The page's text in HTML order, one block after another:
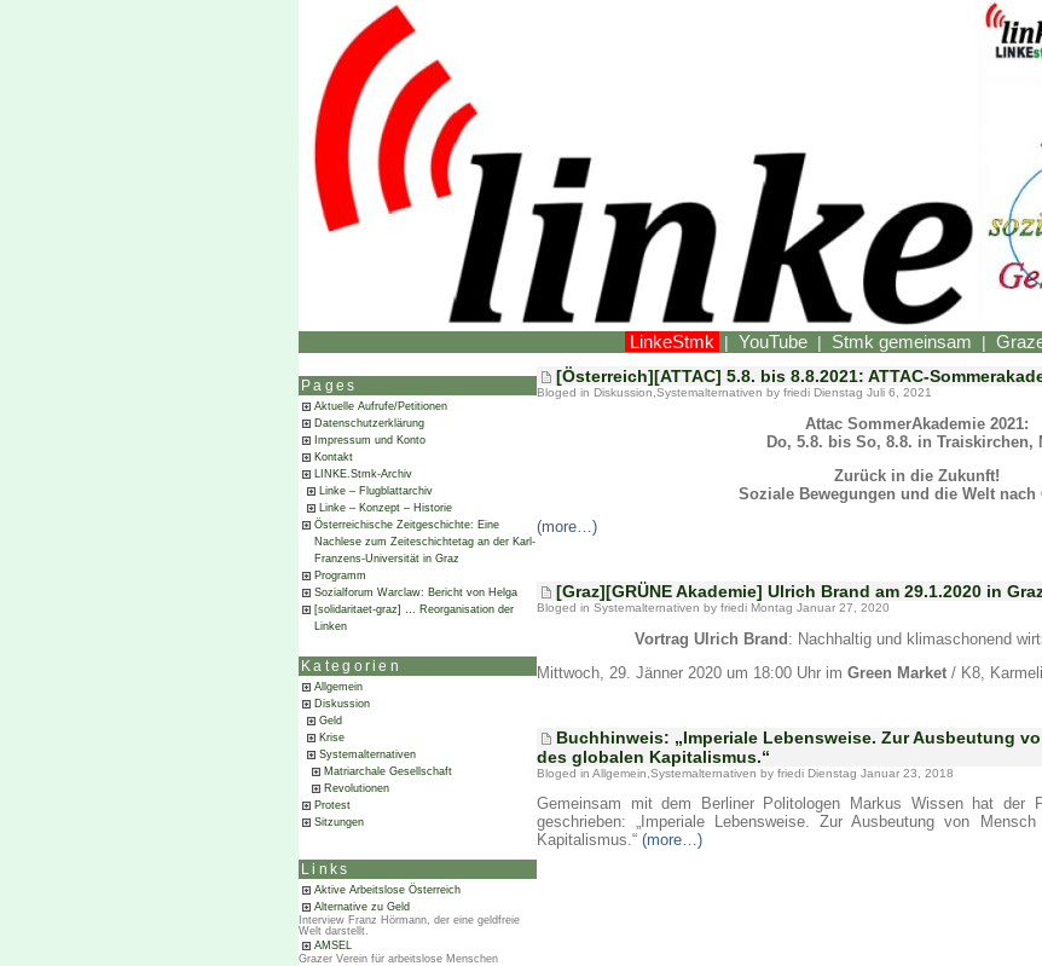
LinkeStmk | YouTube | Stmk gemeinsam |
Pages
Aktuelle Aufrufe/Petitionen
Datenschutzerklärung
Impressum und Konto
Kontakt
LINKE.Stmk-Archiv
Linke – Flugblattarchiv
Linke – Konzept – Historie
Österreichische Zeitgeschichte: Eine
Nachlese zum Zeiteschichtetag an der Karl-
Franzens-Universität in Graz
Programm
Sozialforum Warclaw: Bericht von Helga
[solidaritaet-graz] … Reorganisation der
Linken
Kategorien
Allgemein
Diskussion
Geld
Krise
Systemalternativen
Matriarchale Gesellschaft
Revolutionen
Protest
Sitzungen
Links
Aktive Arbeitslose Österreich
Alternative zu Geld
Interview Franz Hörmann, der eine geldfreie
Welt darstellt.
AMSEL
Grazer Verein für arbeitslose Menschen
[Österreich][ATTAC] 5.8. bis 8.8.2021: ATTAC-
Bloged in Diskussion Systemalternativen by friedi Dienstag Juli 6, 2021
Attac SommerAkademie 2021:
Do, 5.8. bis So, 8.8. in Traiskirchen,
Zurück in die Zukunft!
Soziale Bewegungen und die Welt nach
(more…)
[Graz][GRÜNE Akademie] Ulrich Brand am 29.1.2020 in
Bloged in Systemalternativen by friedi Montag Januar 27, 2020
Vortrag Ulrich Brand : Nachhaltig und klimaschonend
Mittwoch, 29. Jänner 2020 um 18:00 Uhr im Green Market / K8,
Buchhinweis: „Imperiale Lebensweise. Zur Ausbeutung
des globalen Kapitalismus.“
Bloged in Allgemein Systemalternativen by friedi Dienstag Januar 23, 2018
Gemeinsam mit dem Berliner Politologen Markus Wissen hat der
geschrieben: „Imperiale Lebensweise. Zur Ausbeutung von
Kapitalismus.“ (more…)